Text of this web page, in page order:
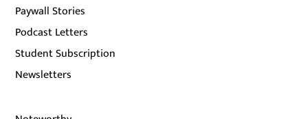
Paywall Stories
Podcast Letters
Student Subscription
Newsletters